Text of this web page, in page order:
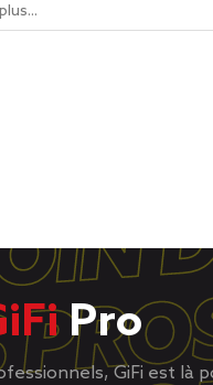
Pro
GiFi est là